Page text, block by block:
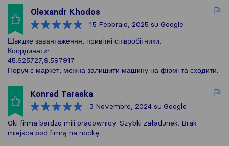
Olexandr Khodos
15 Febbraio, 2025 su Google
Швидке завантаження, привітні співробітники.
Координати:
45.625727,9.597917
Поруч є маркет, можна залишити машину на фірмі та сходити.
Konrad Taraska
3 Novembre, 2024 su Google
Oki firma bardzo mili pracownicy. Szybki załadunek. Brak
miejsca pod firmą na nockę